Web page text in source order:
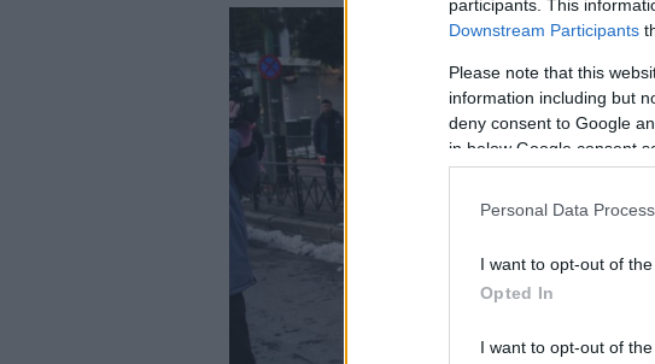
participants. This
Downstream Participants
Please note that this
information including but
deny consent to Google
in below Google consent
Personal Data
I want to opt-out of
Opted In
I want to opt-out of